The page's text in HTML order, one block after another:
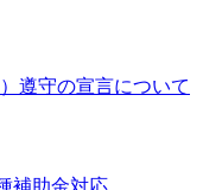
遵守の宣言について